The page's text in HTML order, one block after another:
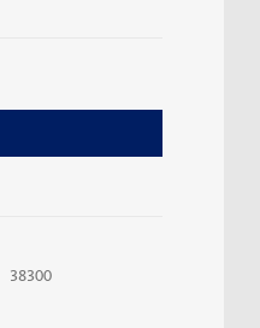
38300